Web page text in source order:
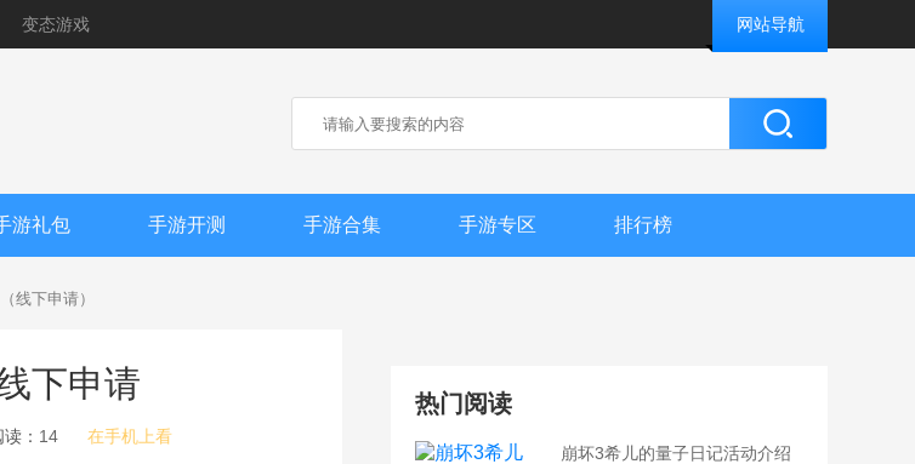
变态游戏 网站导航
游礼包 手游开测 手游合集 手游专区 排行榜
线下申请）
下申请
读： 14 在手机上看
热门阅读
崩坏3希儿的量子日记活动介绍